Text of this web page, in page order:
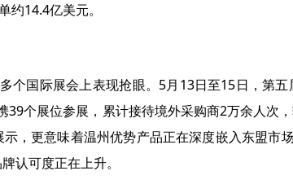
约14.4亿美元。
国际展会上表现抢眼。5月13日至15日，第五
39个展位参展，累计接待境外采购商2万余人次
示，更意味着温州优势产品正在深度嵌入东盟
认可度正在上升。